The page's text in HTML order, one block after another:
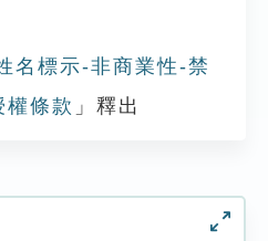
名標示-非商業性-禁
條款 」釋出